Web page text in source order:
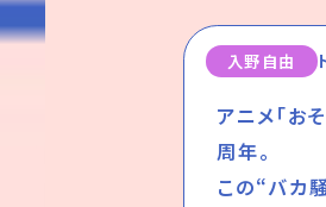
入野自由
アニメ「お
周年。
この“バカ